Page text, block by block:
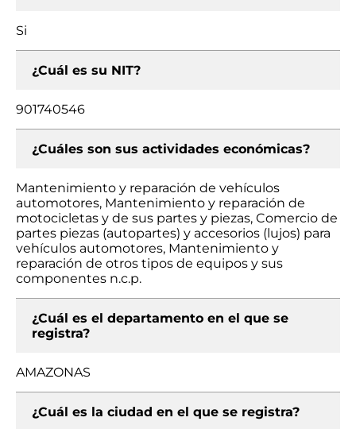
Si
¿Cuál es su NIT?
901740546
¿Cuáles son sus actividades económicas?
Mantenimiento y reparación de vehículos
automotores, Mantenimiento y reparación de
motocicletas y de sus partes y piezas, Comercio de
partes piezas (autopartes) y accesorios (lujos) para
vehículos automotores, Mantenimiento y
reparación de otros tipos de equipos y sus
componentes n.c.p.
¿Cuál es el departamento en el que se
registra?
AMAZONAS
¿Cuál es la ciudad en el que se registra?